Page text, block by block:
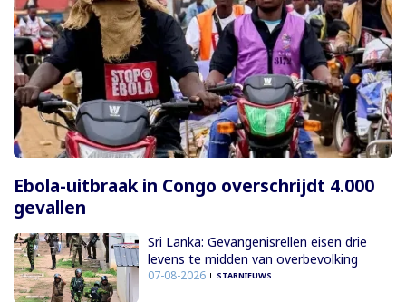
Ebola-uitbraak in Congo overschrijdt 4.000
gevallen
Sri Lanka: Gevangenisrellen eisen drie
levens te midden van overbevolking
07-08-2026 STARNIEUWS